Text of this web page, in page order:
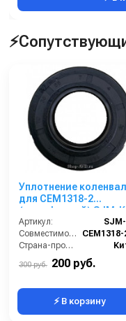
Уплотнение
для CEM1318-2
(однофазный) SJM-
Артикул:
Совместимость:
Страна-производитель:
300 руб. 200 руб.
⚡ В корзину